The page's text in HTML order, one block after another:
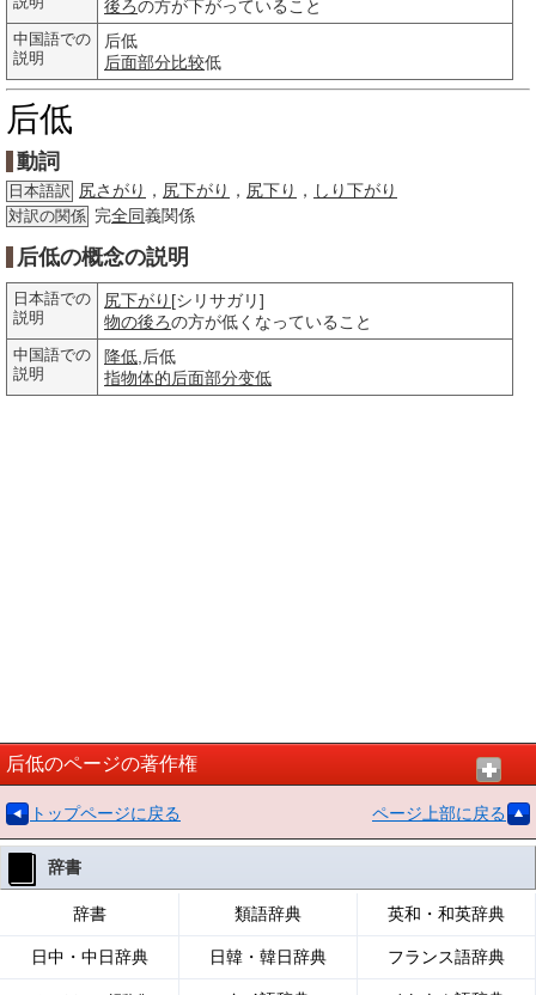
後ろの方が下がっていること
中国語での
説明
后低
后面部分比较低
后低
動詞
日本語訳 尻さがり ， 尻下がり ， 尻下り ， しり下がり
対訳の関係 完全同義関係
后低の概念の説明
日本語での
説明
尻下がり [シリサガリ]
物の後ろの方が低くなっていること
中国語での
説明
降低 ,后低
指物体的后面部分变低
后低のページの著作権
トップページに戻る ページ上部に戻る
辞書
辞書 類語辞典 英和・和英辞典
日中・中日辞典 日韓・韓日辞典 フランス語辞典